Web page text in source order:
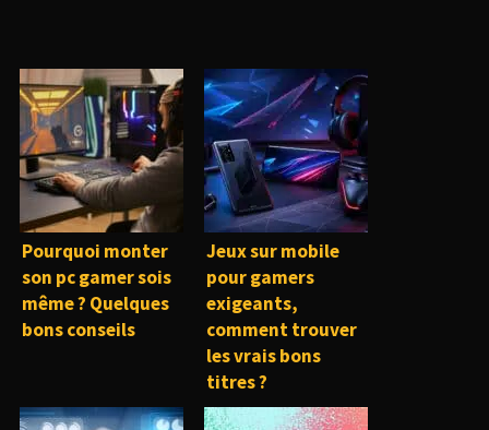
Pourquoi monter
son pc gamer sois
même ? Quelques
bons conseils
Jeux sur mobile
pour gamers
exigeants,
comment trouver
les vrais bons
titres ?